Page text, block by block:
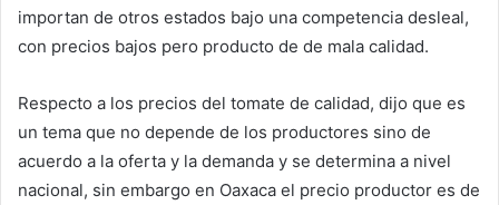
importan de otros estados bajo una competencia desleal,
con precios bajos pero producto de de mala calidad.
Respecto a los precios del tomate de calidad, dijo que es
un tema que no depende de los productores sino de
acuerdo a la oferta y la demanda y se determina a nivel
nacional, sin embargo en Oaxaca el precio productor es de